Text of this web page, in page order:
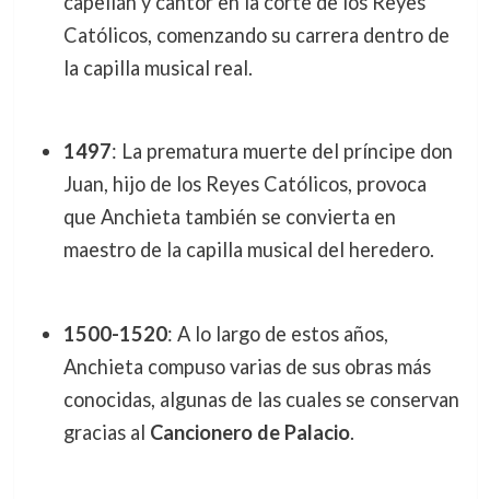
Católicos, comenzando su carrera dentro de
la capilla musical real.
1497: La prematura muerte del príncipe don
Juan, hijo de los Reyes Católicos, provoca
que Anchieta también se convierta en
maestro de la capilla musical del heredero.
1500-1520: A lo largo de estos años,
Anchieta compuso varias de sus obras más
conocidas, algunas de las cuales se conservan
gracias al Cancionero de Palacio.